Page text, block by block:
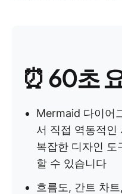
⏰ 60초
Mermaid 다이어
서 직접 역동적인
복잡한 디자인 도
할 수 있습니다
흐름도, 간트 차